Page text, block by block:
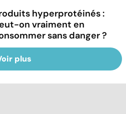
hyperprotéinés :
on vraiment en
sans danger ?
plus